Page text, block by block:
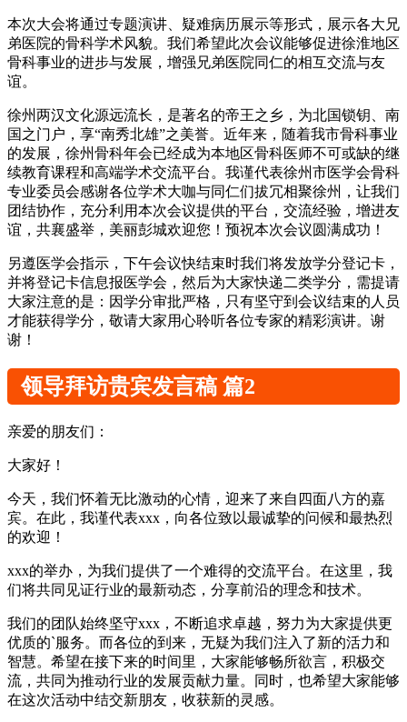
本次大会将通过专题演讲、疑难病历展示等形式，展示各大兄
弟医院的骨科学术风貌。我们希望此次会议能够促进徐淮地区
骨科事业的进步与发展，增强兄弟医院同仁的相互交流与友
谊。
徐州两汉文化源远流长，是著名的帝王之乡，为北国锁钥、南
国之门户，享“南秀北雄”之美誉。近年来，随着我市骨科事业
的发展，徐州骨科年会已经成为本地区骨科医师不可或缺的继
续教育课程和高端学术交流平台。我谨代表徐州市医学会骨科
专业委员会感谢各位学术大咖与同仁们拔冗相聚徐州，让我们
团结协作，充分利用本次会议提供的平台，交流经验，增进友
谊，共襄盛举，美丽彭城欢迎您！预祝本次会议圆满成功！
另遵医学会指示，下午会议快结束时我们将发放学分登记卡，
并将登记卡信息报医学会，然后为大家快递二类学分，需提请
大家注意的是：因学分审批严格，只有坚守到会议结束的人员
才能获得学分，敬请大家用心聆听各位专家的精彩演讲。谢
谢！
领导拜访贵宾发言稿 篇2
亲爱的朋友们：
大家好！
今天，我们怀着无比激动的心情，迎来了来自四面八方的嘉
宾。在此，我谨代表xxx，向各位致以最诚挚的问候和最热烈
的欢迎！
xxx的举办，为我们提供了一个难得的交流平台。在这里，我
们将共同见证行业的最新动态，分享前沿的理念和技术。
我们的团队始终坚守xxx，不断追求卓越，努力为大家提供更
优质的`服务。而各位的到来，无疑为我们注入了新的活力和
智慧。希望在接下来的时间里，大家能够畅所欲言，积极交
流，共同为推动行业的发展贡献力量。同时，也希望大家能够
在这次活动中结交新朋友，收获新的灵感。